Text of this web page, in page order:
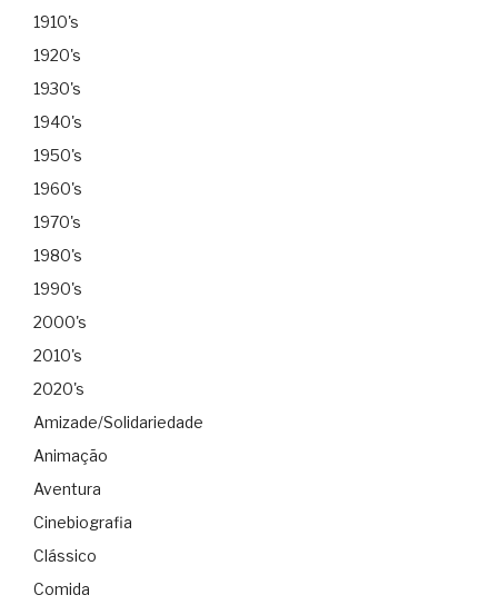
1910's
1920's
1930's
1940's
1950's
1960's
1970's
1980's
1990's
2000's
2010's
2020's
Amizade/Solidariedade
Animação
Aventura
Cinebiografia
Clássico
Comida